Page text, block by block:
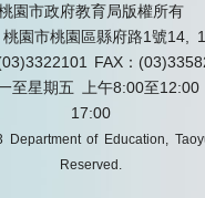
園市政府教育局版權所有
園市桃園區縣府路1號14,
FAX：
至星期五 上午8:00至
17:00
of Education,
Reserved.